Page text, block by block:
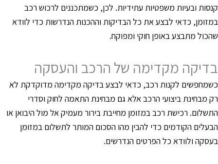
ובעיות משפטיות עתידיות. לכן, כשמתכננים לרכוש רכב
כדאי לבצע את כל הבדיקות וההכנות הנדרשות כדי לוודא
מתבצע באופן חוקי ומפוקח.
מקדימה של הרכב והעסקה
לקנות רכב, כדאי לבצע בדיקה מקדימה מדוקדקת לא
מבחינת ביצועי הרכב אלא גם מבחינת התאמה לחוק וסדרי
רכישת רכב במזומן מחייבת בירור מעמיק אל מול היבואן או
הקודמים כדי להבין מהו הסכום המותר לתשלום במזומן
ולוודא כל הפרטים הנדרשים.